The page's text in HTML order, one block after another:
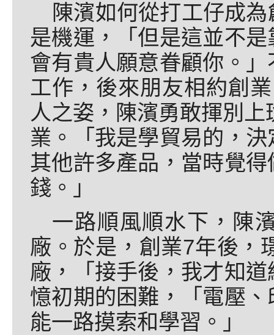
陳濱如何從打工仔成
是機運，「但是這並不
會有貴人願意眷顧你。
工作，後來朋友相約創
人之姿，陳濱勇敢揮別
業。「我是學貿易的，
其他許多產品，當時覺
錢。」
一路順風順水下，陳
廠。於是，創業7年後，
廠，「接手後，我才知
憶初期的困難，「電壓
能一路摸索和學習。」